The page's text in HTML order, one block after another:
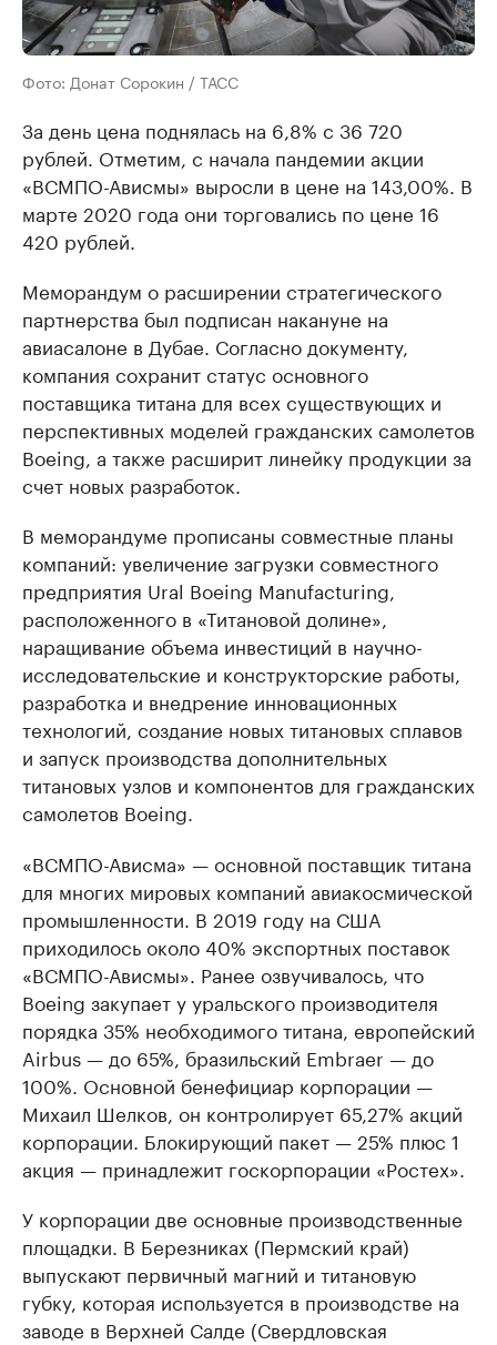
Фото: Донат Сорокин / ТАСС
За день цена поднялась на 6,8% с 36 720
рублей. Отметим, с начала пандемии акции
«ВСМПО-Ависмы» выросли в цене на 143,00%. В
марте 2020 года они торговались по цене 16
420 рублей.
Меморандум о расширении стратегического
партнерства был подписан накануне на
авиасалоне в Дубае. Согласно документу,
компания сохранит статус основного
поставщика титана для всех существующих и
перспективных моделей гражданских самолетов
Boeing, а также расширит линейку продукции за
счет новых разработок.
В меморандуме прописаны совместные планы
компаний: увеличение загрузки совместного
предприятия Ural Boeing Manufacturing,
расположенного в «Титановой долине»,
наращивание объема инвестиций в научно-
исследовательские и конструкторские работы,
разработка и внедрение инновационных
технологий, создание новых титановых сплавов
и запуск производства дополнительных
титановых узлов и компонентов для гражданских
самолетов Boeing.
«ВСМПО-Ависма» — основной поставщик титана
для многих мировых компаний авиакосмической
промышленности. В 2019 году на США
приходилось около 40% экспортных поставок
«ВСМПО-Ависмы». Ранее озвучивалось, что
Boeing закупает у уральского производителя
порядка 35% необходимого титана, европейский
Airbus — до 65%, бразильский Embraer — до
100%. Основной бенефициар корпорации —
Михаил Шелков, он контролирует 65,27% акций
корпорации. Блокирующий пакет — 25% плюс 1
акция — принадлежит госкорпорации «Ростех».
У корпорации две основные производственные
площадки. В Березниках (Пермский край)
выпускают первичный магний и титановую
губку, которая используется в производстве на
заводе в Верхней Салде (Свердловская